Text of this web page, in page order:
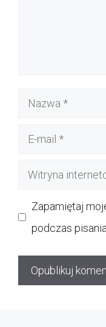
Nazwa
Witryna
Zapamiętaj
podczas